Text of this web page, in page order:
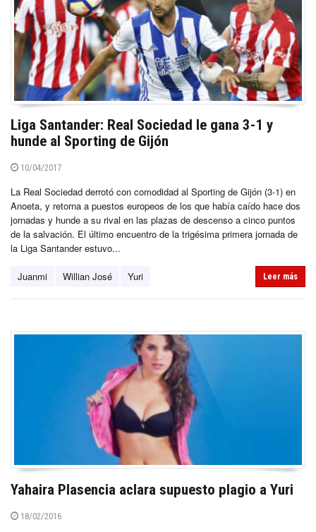
Liga Santander: Real Sociedad le gana 3-1 y
hunde al Sporting de Gijón
10/04/2017
La Real Sociedad derrotó con comodidad al Sporting de Gijón (3-1) en
Anoeta, y retorna a puestos europeos de los que había caído hace dos
jornadas y hunde a su rival en las plazas de descenso a cinco puntos
de la salvación. El último encuentro de la trigésima primera jornada de
la Liga Santander estuvo...
Juanmi Willian José Yuri Leer más
Yahaira Plasencia aclara supuesto plagio a Yuri
18/02/2016